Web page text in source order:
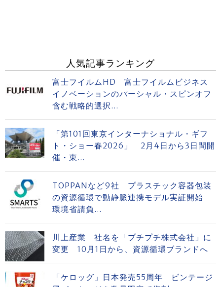
人気記事ランキング
富士フイルムHD 富士フイルムビジネス
イノベーションのパーシャル・スピンオフ
含む戦略的選択...
「第101回東京インターナショナル・ギフ
ト・ショー春2026」 2月4日から3日間開
催・東...
TOPPANなど9社 プラスチック容器包装
の資源循環で動静脈連携モデル実証開始
環境省請負...
川上産業 社名を「プチプチ株式会社」に
変更 10月1日から、資源循環ブランドへ
「ケロッグ」日本発売55周年 ビンテージ